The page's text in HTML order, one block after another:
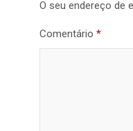
O seu endereço de
Comentário *